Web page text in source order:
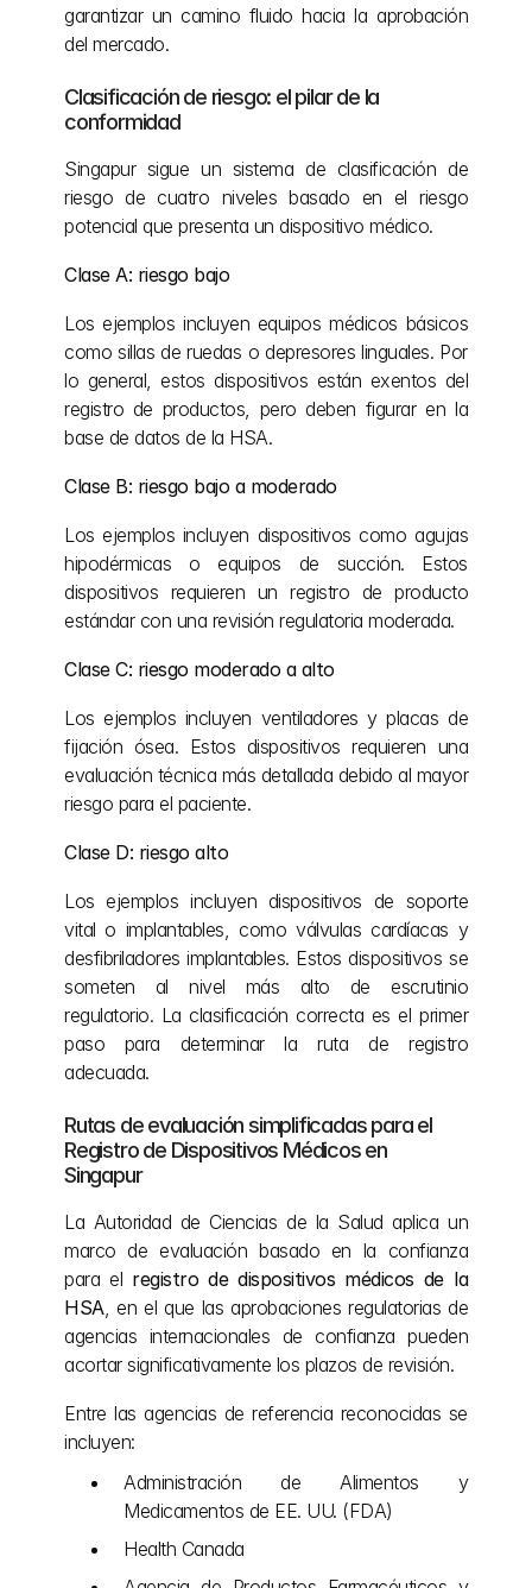
garantizar un camino fluido hacia la aprobación
del mercado.
Clasificación de riesgo: el pilar de la
conformidad
Singapur sigue un sistema de clasificación de
riesgo de cuatro niveles basado en el riesgo
potencial que presenta un dispositivo médico.
Clase A: riesgo bajo
Los ejemplos incluyen equipos médicos básicos
como sillas de ruedas o depresores linguales. Por
lo general, estos dispositivos están exentos del
registro de productos, pero deben figurar en la
base de datos de la HSA.
Clase B: riesgo bajo a moderado
Los ejemplos incluyen dispositivos como agujas
hipodérmicas o equipos de succión. Estos
dispositivos requieren un registro de producto
estándar con una revisión regulatoria moderada.
Clase C: riesgo moderado a alto
Los ejemplos incluyen ventiladores y placas de
fijación ósea. Estos dispositivos requieren una
evaluación técnica más detallada debido al mayor
riesgo para el paciente.
Clase D: riesgo alto
Los ejemplos incluyen dispositivos de soporte
vital o implantables, como válvulas cardíacas y
desfibriladores implantables. Estos dispositivos se
someten al nivel más alto de escrutinio
regulatorio. La clasificación correcta es el primer
paso para determinar la ruta de registro
adecuada.
Rutas de evaluación simplificadas para el
Registro de Dispositivos Médicos en
Singapur
La Autoridad de Ciencias de la Salud aplica un
marco de evaluación basado en la confianza
para el registro de dispositivos médicos de la
HSA, en el que las aprobaciones regulatorias de
agencias internacionales de confianza pueden
acortar significativamente los plazos de revisión.
Entre las agencias de referencia reconocidas se
incluyen:
Administración de Alimentos y
Medicamentos de EE. UU. (FDA)
Health Canada